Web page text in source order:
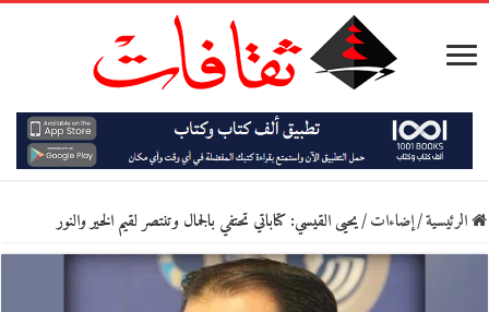
الرئيسية/إضاءات/يحيى القيسي: كتاباتي تحتفي بالجمال وتنتصر لقيم الخير والنور